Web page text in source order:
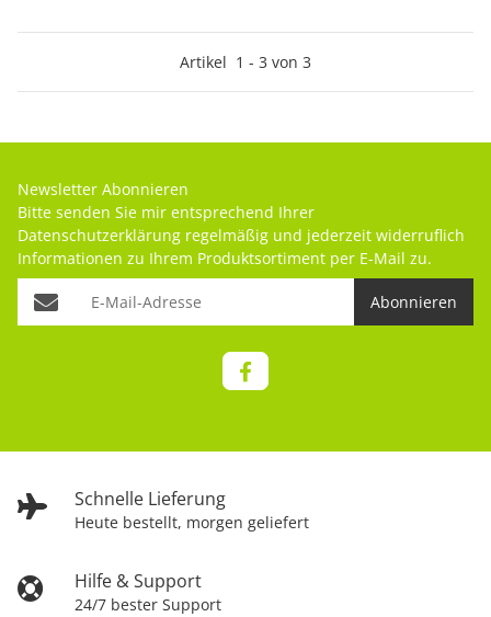
Artikel 1 - 3 von 3
Schnelle Lieferung
Heute bestellt, morgen geliefert
Hilfe & Support
24/7 bester Support
Newsletter Abonnieren
Bitte senden Sie mir entsprechend Ihrer
Datenschutzerklärung regelmäßig und jederzeit widerruflich
Informationen zu Ihrem Produktsortiment per E-Mail zu.
Abonnieren